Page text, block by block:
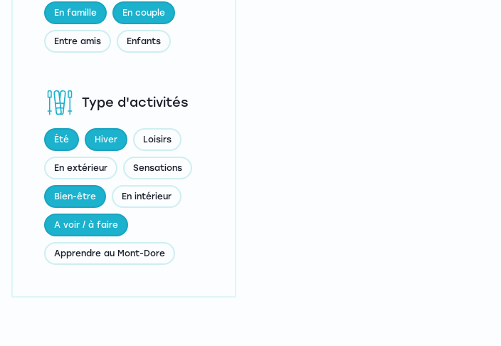
Type d'activités
Été Hiver Loisirs
En extérieur Sensations
Bien-être En intérieur
A voir / à faire
Apprendre au Mont-Dore
En famille En couple
Entre amis Enfants